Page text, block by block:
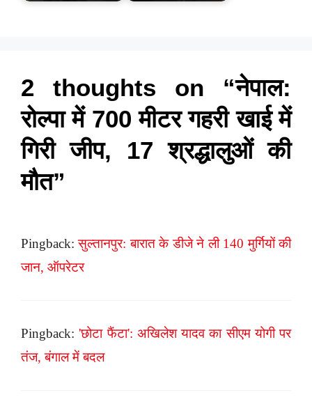
2 thoughts on “नेपाल:
रोल्पा में 700 मीटर गहरी खाई में
गिरी जीप, 17 श्रद्धालुओं की
मौत”
Pingback:सुल्तानपुर: बारात के डीजे ने ली 140 मुर्गियों की
जान, ऑपरेटर
Pingback:'छोटा फैंटा': अखिलेश यादव का सीएम योगी पर
तंज, बंगाल में बदल